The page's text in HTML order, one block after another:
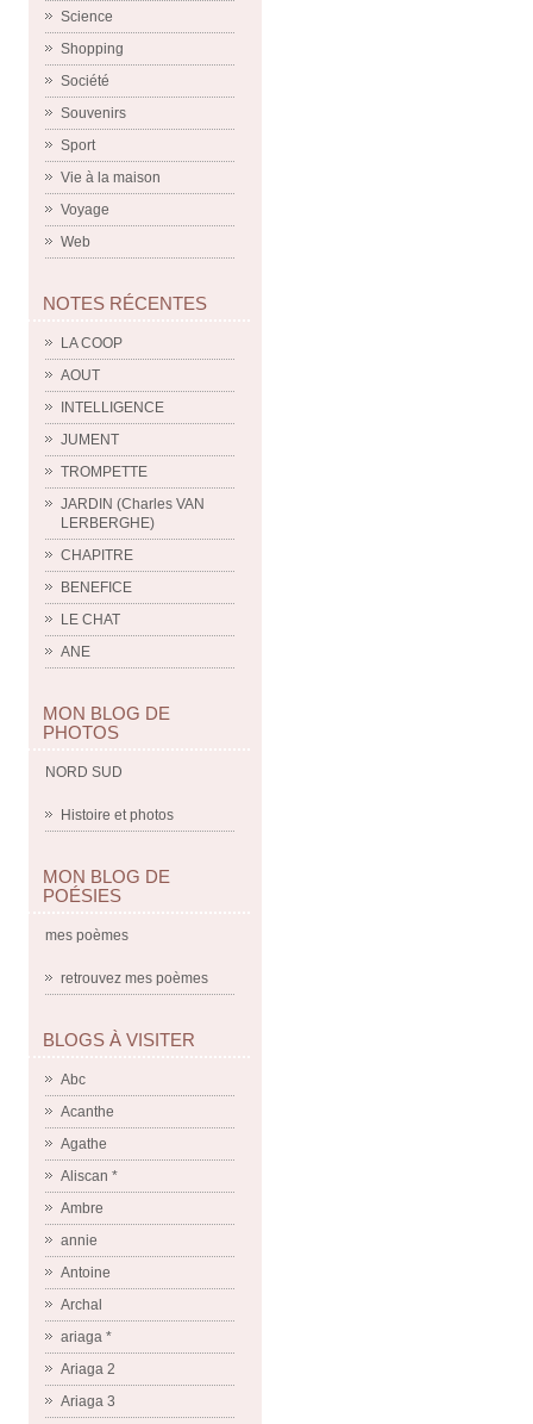
Science
Shopping
Société
Souvenirs
Sport
Vie à la maison
Voyage
Web
NOTES RÉCENTES
LA COOP
AOUT
INTELLIGENCE
JUMENT
TROMPETTE
JARDIN (Charles VAN
LERBERGHE)
CHAPITRE
BENEFICE
LE CHAT
ANE
MON BLOG DE
PHOTOS
NORD SUD
Histoire et photos
MON BLOG DE
POÉSIES
mes poèmes
retrouvez mes poèmes
BLOGS À VISITER
Abc
Acanthe
Agathe
Aliscan *
Ambre
annie
Antoine
Archal
ariaga *
Ariaga 2
Ariaga 3